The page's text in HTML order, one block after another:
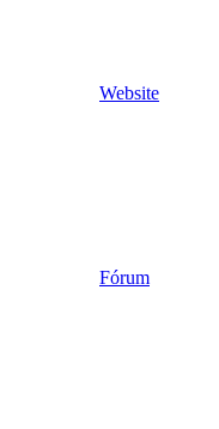
Website
Fórum